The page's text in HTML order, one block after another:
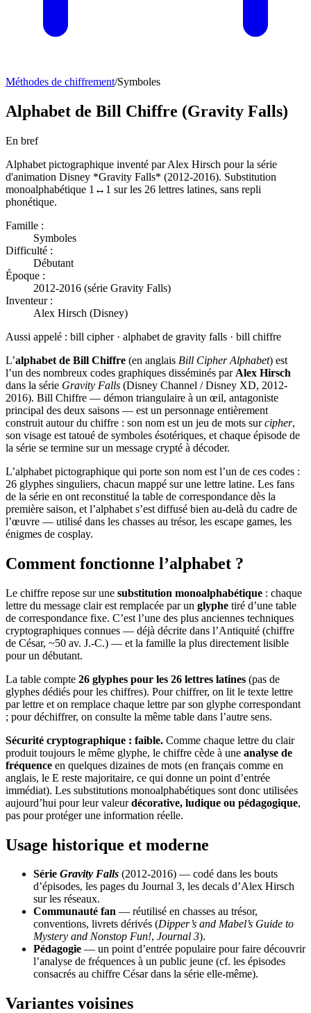
Méthodes de chiffrement/Symboles
Alphabet de Bill Chiffre (Gravity Falls)
En bref
Alphabet pictographique inventé par Alex Hirsch pour la série
d'animation Disney *Gravity Falls* (2012-2016). Substitution
monoalphabétique 1↔1 sur les 26 lettres latines, sans repli
phonétique.
Famille :
Symboles
Difficulté :
Débutant
Époque :
2012-2016 (série Gravity Falls)
Inventeur :
Alex Hirsch (Disney)
Aussi appelé : bill cipher · alphabet de gravity falls · bill chiffre
L’alphabet de Bill Chiffre (en anglais Bill Cipher Alphabet) est
l’un des nombreux codes graphiques disséminés par Alex Hirsch
dans la série Gravity Falls (Disney Channel / Disney XD, 2012-
2016). Bill Chiffre — démon triangulaire à un œil, antagoniste
principal des deux saisons — est un personnage entièrement
construit autour du chiffre : son nom est un jeu de mots surcipher,
son visage est tatoué de symboles ésotériques, et chaque épisode de
la série se termine sur un message crypté à décoder.
L’alphabet pictographique qui porte son nom est l’un de ces codes :
26 glyphes singuliers, chacun mappé sur une lettre latine. Les fans
de la série en ont reconstitué la table de correspondance dès la
première saison, et l’alphabet s’est diffusé bien au-delà du cadre de
l’œuvre — utilisé dans les chasses au trésor, les escape games, les
énigmes de cosplay.
Comment fonctionne l’alphabet ?
Le chiffre repose sur une substitution monoalphabétique : chaque
lettre du message clair est remplacée par un glyphe tiré d’une table
de correspondance fixe. C’est l’une des plus anciennes techniques
cryptographiques connues — déjà décrite dans l’Antiquité (chiffre
de César, ~50 av. J.-C.) — et la famille la plus directement lisible
pour un débutant.
La table compte 26 glyphes pour les 26 lettres latines (pas de
glyphes dédiés pour les chiffres). Pour chiffrer, on lit le texte lettre
par lettre et on remplace chaque lettre par son glyphe correspondant
; pour déchiffrer, on consulte la même table dans l’autre sens.
Sécurité cryptographique : faible. Comme chaque lettre du clair
produit toujours le même glyphe, le chiffre cède à une analyse de
fréquence en quelques dizaines de mots (en français comme en
anglais, le E reste majoritaire, ce qui donne un point d’entrée
immédiat). Les substitutions monoalphabétiques sont donc utilisées
aujourd’hui pour leur valeurdécorative, ludique ou pédagogique,
pas pour protéger une information réelle.
Usage historique et moderne
Série Gravity Falls (2012-2016) — codé dans les bouts
d’épisodes, les pages du Journal 3, les decals d’Alex Hirsch
sur les réseaux.
Communauté fan — réutilisé en chasses au trésor,
conventions, livrets dérivés (Dipper’s and Mabel’s Guide to
Mystery and Nonstop Fun!, Journal 3).
Pédagogie — un point d’entrée populaire pour faire découvrir
l’analyse de fréquences à un public jeune (cf. les épisodes
consacrés au chiffre César dans la série elle-même).
Variantes voisines